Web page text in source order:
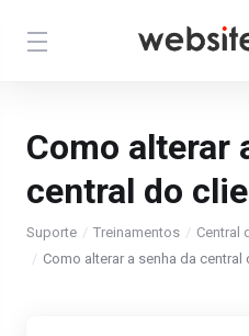
Como alterar
central do
Suporte Treinamentos
Central
Como alterar a senha da central